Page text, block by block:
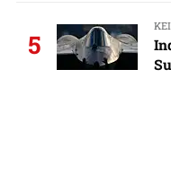
5